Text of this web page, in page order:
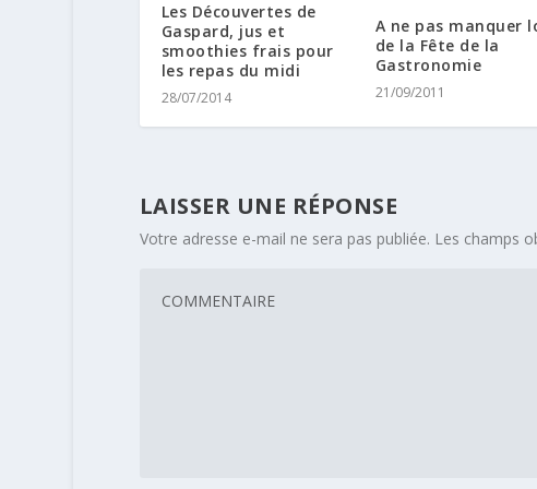
Les Découvertes de
Gaspard, jus et
smoothies frais pour
les repas du midi
28/07/2014
A ne pas manquer
de la Fête de la
Gastronomie
21/09/2011
LAISSER UNE RÉPONSE
Votre adresse e-mail ne sera pas publiée. Les champs